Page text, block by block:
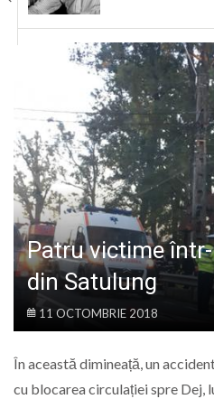
SANATATE
SPORT
POLITIC
LIFE
Patru victime
din Satulung
11 OCTOMBRIE 2018
În această dimineață, un
cu blocarea circulației spre Dej,